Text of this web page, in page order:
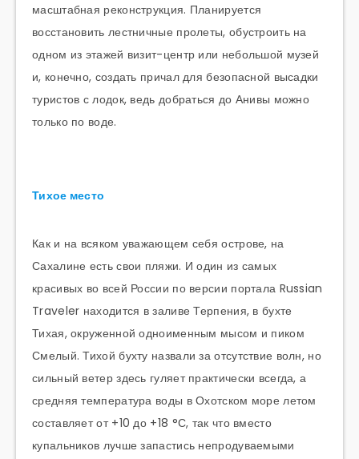
масштабная реконструкция. Планируется
восстановить лестничные пролеты, обустроить на
одном из этажей визит-центр или небольшой музей
и, конечно, создать причал для безопасной высадки
туристов с лодок, ведь добраться до Анивы можно
только по воде.
Тихое место
Как и на всяком уважающем себя острове, на
Сахалине есть свои пляжи. И один из самых
красивых во всей России по версии портала Russian
Traveler находится в заливе Терпения, в бухте
Тихая, окруженной одноименным мысом и пиком
Смелый. Тихой бухту назвали за отсутствие волн, но
сильный ветер здесь гуляет практически всегда, а
средняя температура воды в Охотском море летом
составляет от +10 до +18 °С, так что вместо
купальников лучше запастись непродуваемыми